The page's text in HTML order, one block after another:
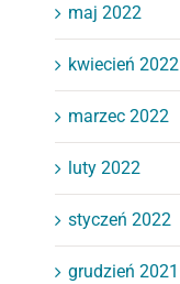
maj 2022
kwiecień 2022
marzec 2022
luty 2022
styczeń 2022
grudzień 2021